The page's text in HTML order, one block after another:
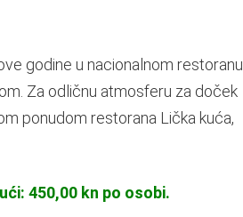
godine u nacionalnom restoranu
Za odličnu atmosferu za doček
ponudom restorana Lička kuća,
450,00 kn po osobi.